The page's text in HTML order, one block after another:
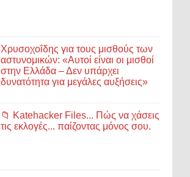
Χρυσοχοΐδης για τους μισθούς των
αστυνομικών: «Αυτοί είναι οι μισθοί
στην Ελλάδα – Δεν υπάρχει
δυνατότητα για μεγάλες αυξήσεις»
📁 Katehacker Files... Πώς να χάσεις
τις εκλογές... παίζοντας μόνος σου.